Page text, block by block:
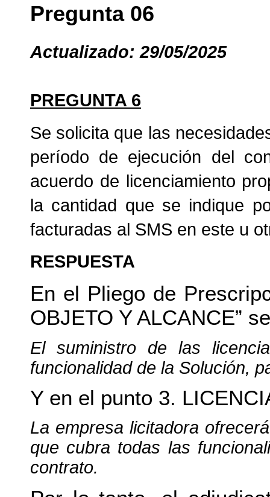
Pregunta 06
Actualizado: 29/05/2025
PREGUNTA 6
Se solicita que las
período de ejecución del
acuerdo de licenciamiento
la cantidad que se indique
facturadas al SMS en este u
RESPUESTA
En el Pliego de
OBJETO Y ALCANCE”
El suministro de las
funcionalidad de la Solución,
Y en el punto 3.
La empresa licitadora
que cubra todas las
contrato.